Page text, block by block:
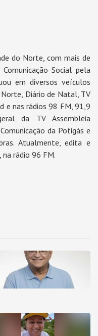
do Norte, com mais de
Social pela
em diversos veículos
Diário de Natal, TV
e nas rádios 98 FM, 91,9
da TV Assembleia
da Potigás e
Atualmente, edita e
rádio 96 FM.